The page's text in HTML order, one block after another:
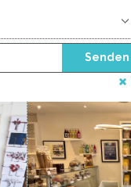
Senden